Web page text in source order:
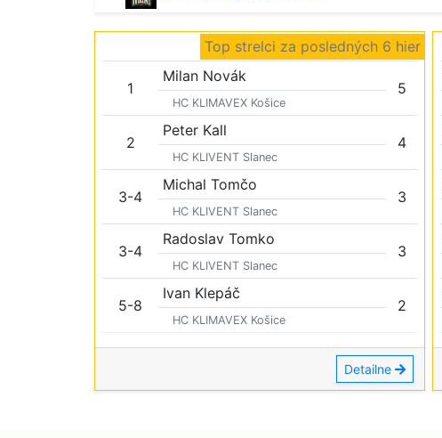
Top strelci za posledných 6 hier
1
Milan Novák
5
HC KLIMAVEX Košice
2
Peter Kall
4
HC KLIVENT Slanec
3-4
Michal Tomčo
3
HC KLIVENT Slanec
3-4
Radoslav Tomko
3
HC KLIVENT Slanec
5-8
Ivan Klepáč
2
HC KLIMAVEX Košice
Detailne